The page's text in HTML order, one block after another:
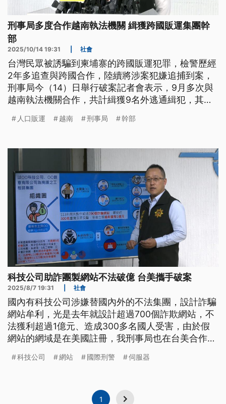
刑事局多度合作越南執法機關 緝獲跨國販運集團幹
部
2025/10/14 19:31 社會
台灣民眾被誘騙到柬埔寨的跨國販運犯罪，檢警歷經
2年多追查與跨國合作，陸續將涉案犯嫌追捕到案，
刑事局今（14）日舉行破案記者會表示，9月多次與
越南執法機關合作，共計緝獲9名外逃通緝犯，其中
人口販運 越南 刑事局 幹部
科技公司助詐團製網站不法破億 台美攜手破案
2025/8/7 19:31 社會
國內有科技公司涉嫌替國內外的不法集團，設計詐騙
網站牟利，光是去年就設計超過700個詐欺網站，不
法獲利超過1億元、造成300多名國人受害，由於假
網站的網域是在美國註冊，我刑事局也在台美合作
法工程師集團。
科技公司 網站 國際刑警 伺服器
1